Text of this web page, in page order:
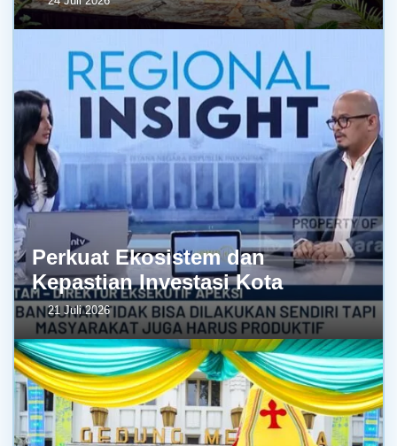
Perkuat Ekosistem dan
Kepastian Investasi Kota
21 Juli 2026